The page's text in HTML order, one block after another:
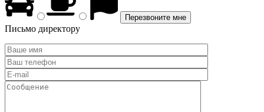
Письмо директору